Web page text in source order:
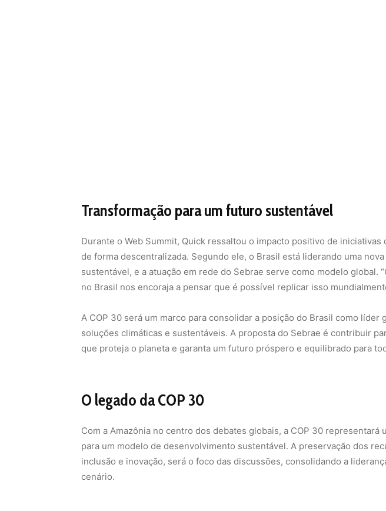
Transformação para um futuro sustentável
Durante o Web Summit, Quick ressaltou o impacto positivo de iniciativas
de forma descentralizada. Segundo ele, o Brasil está liderando uma
sustentável, e a atuação em rede do Sebrae serve como modelo global.
no Brasil nos encoraja a pensar que é possível replicar isso
A COP 30 será um marco para consolidar a posição do Brasil como líder
soluções climáticas e sustentáveis. A proposta do Sebrae é contribuir
que proteja o planeta e garanta um futuro próspero e equilibrado para
O legado da COP 30
Com a Amazônia no centro dos debates globais, a COP 30 representará
para um modelo de desenvolvimento sustentável. A preservação dos
inclusão e inovação, será o foco das discussões, consolidando a
cenário.